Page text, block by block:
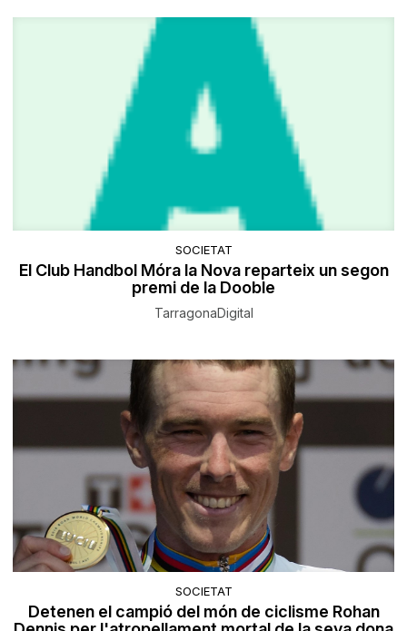
SOCIETAT
El Club Handbol Móra la Nova reparteix un segon
premi de la Dooble
TarragonaDigital
SOCIETAT
Detenen el campió del món de ciclisme Rohan